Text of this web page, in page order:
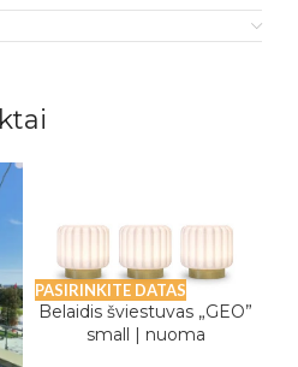
PASIRINKITE DATAS
Belaidis šviestuvas „GEO”
small | nuoma